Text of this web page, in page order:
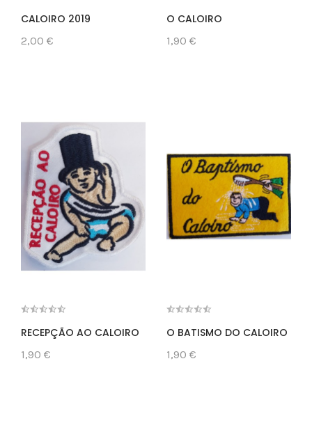
CALOIRO 2019
2,00 €
O CALOIRO
1,90 €
RECEPÇÃO AO CALOIRO
1,90 €
O BATISMO DO CALOIRO
1,90 €